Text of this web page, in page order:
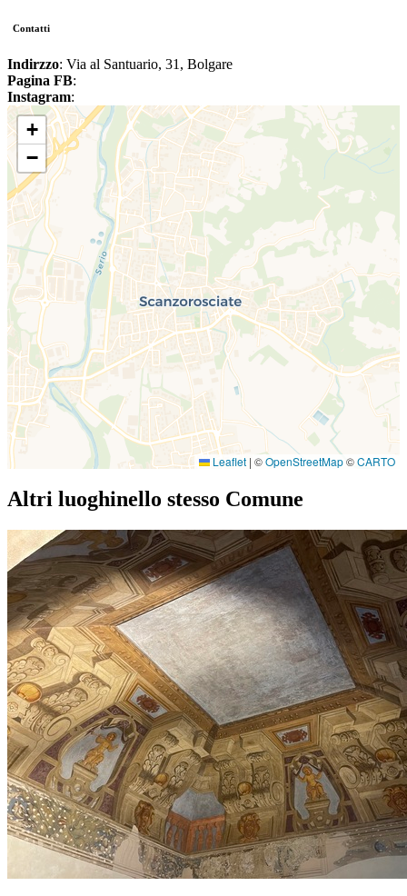
Contatti
Indirzzo: Via al Santuario, 31, Bolgare
Pagina FB:
Instagram:
+
−
Leaflet | ©OpenStreetMap©CARTO
Altri luoghinello stesso Comune